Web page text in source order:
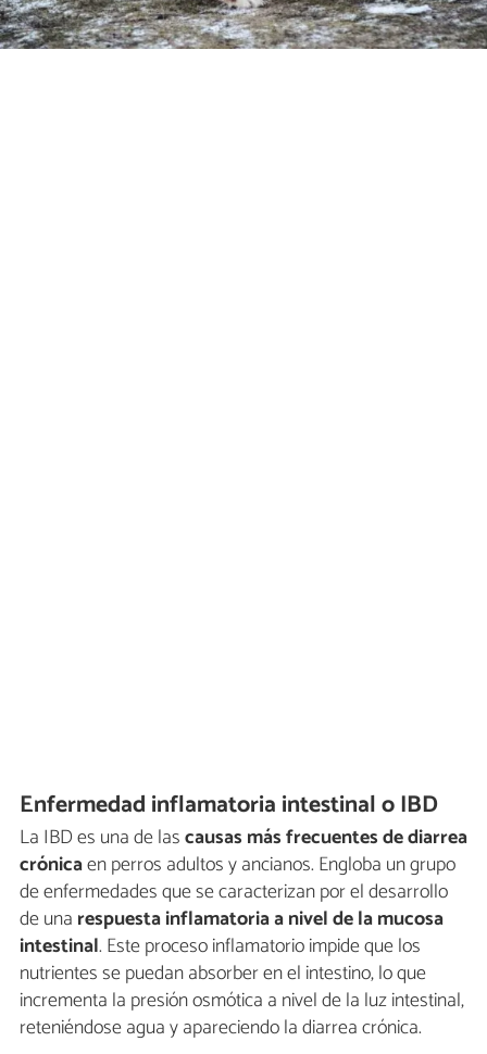
Enfermedad inflamatoria intestinal o IBD
La IBD es una de lascausas más frecuentes de diarrea
crónicaen perros adultos y ancianos. Engloba un grupo
de enfermedades que se caracterizan por el desarrollo
de una respuesta inflamatoria a nivel de la mucosa
intestinal. Este proceso inflamatorio impide que los
nutrientes se puedan absorber en el intestino, lo que
incrementa la presión osmótica a nivel de la luz intestinal,
reteniéndose agua y apareciendo la diarrea crónica.